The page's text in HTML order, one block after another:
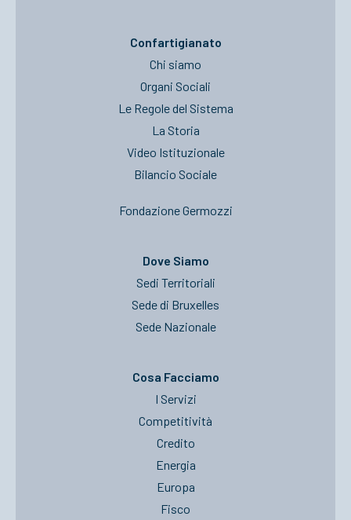
Confartigianato
Chi siamo
Organi Sociali
Le Regole del Sistema
La Storia
Video Istituzionale
Bilancio Sociale
Fondazione Germozzi
Dove Siamo
Sedi Territoriali
Sede di Bruxelles
Sede Nazionale
Cosa Facciamo
I Servizi
Competitività
Credito
Energia
Europa
Fisco